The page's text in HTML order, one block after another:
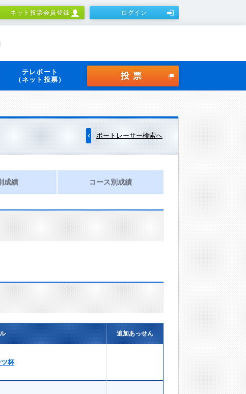
ネット投票会員登録 ログイン
テレボート
（ネット投票）
投票
ボートレーサー検索へ
成績 コース別成績
追加あっせん
杯